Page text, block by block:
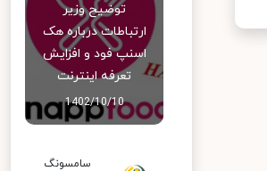
توضیح وزیر
ارتباطات درباره هک
اسنپ‌ فود و افزایش
تعرفه اینترنت
1402/10/10
سامسونگ